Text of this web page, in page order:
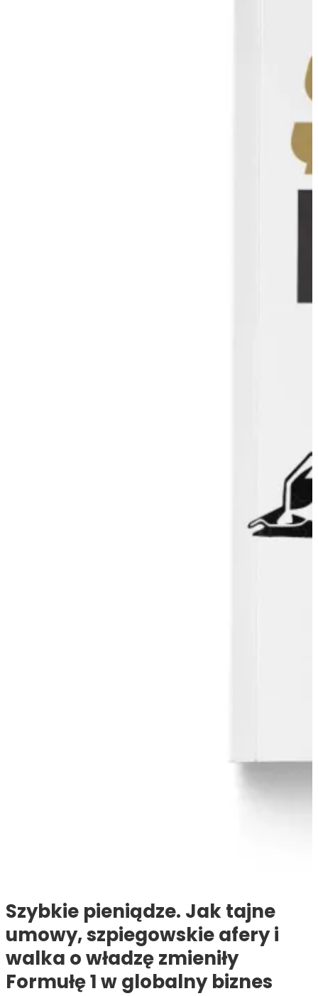
Szybkie pieniądze. Jak tajne
umowy, szpiegowskie afery i
walka o władzę zmieniły
Formułę 1 w globalny biznes